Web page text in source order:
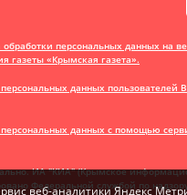
персональных данных на
газеты «Крымская газета».
данных пользователей
персональных данных с помощью
ИА "КИА" (Крымское
Федеральной службой по
веб-аналитики Яндекс